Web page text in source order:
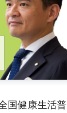
国健康生活普